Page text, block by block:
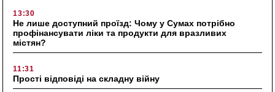
13:30
Не лише доступний проїзд: Чому у Сумах потрібно
профінансувати ліки та продукти для вразливих
містян?
11:31
Прості відповіді на складну війну